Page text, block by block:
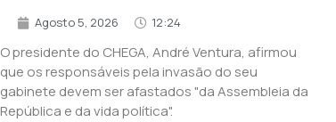
Agosto 5, 2026 12:24
O presidente do CHEGA, André Ventura, afirmou
que os responsáveis pela invasão do seu
gabinete devem ser afastados "da Assembleia da
República e da vida política".